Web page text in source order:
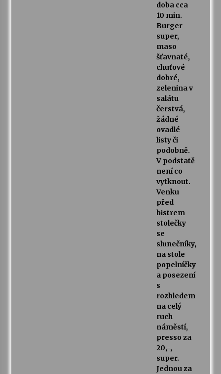
doba cca
10 min.
Burger
super,
maso
šťavnaté,
chuťové
dobré,
zelenina v
salátu
čerstvá,
žádné
ovadlé
listy či
podobně.
V podstatě
není co
vytknout.
Venku
před
bistrem
stolečky
se
slunečníky,
na stole
popelníčky
a posezení
s
rozhledem
na celý
ruch
náměstí,
presso za
20,-,
super.
Jednou za